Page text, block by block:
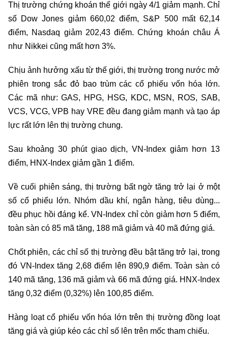
Thị trường chứng khoán thế giới ngày 4/1 giảm mạnh. Chỉ
số Dow Jones giảm 660,02 điểm, S&P 500 mất 62,14
điểm, Nasdaq giảm 202,43 điểm. Chứng khoán châu Á
như Nikkei cũng mất hơn 3%.
Chịu ảnh hưởng xấu từ thế giới, thị trường trong nước mở
phiên trong sắc đỏ bao trùm các cổ phiếu vốn hóa lớn.
Các mã như: GAS, HPG, HSG, KDC, MSN, ROS, SAB,
VCS, VCG, VPB hay VRE đều đang giảm mạnh và tạo áp
lực rất lớn lên thị trường chung.
Sau khoảng 30 phút giao dịch, VN-Index giảm hơn 13
điểm, HNX-Index giảm gần 1 điểm.
Về cuối phiên sáng, thị trường bất ngờ tăng trở lại ở một
số cổ phiếu lớn. Nhóm dầu khí, ngân hàng, tiêu dùng...
đều phục hồi đáng kể. VN-Index chỉ còn giảm hơn 5 điểm,
toàn sàn có 85 mã tăng, 188 mã giảm và 40 mã đứng giá.
Chốt phiên, các chỉ số thị trường đều bật tăng trở lại, trong
đó VN-Index tăng 2,68 điểm lên 890,9 điểm. Toàn sàn có
140 mã tăng, 136 mã giảm và 66 mã đứng giá. HNX-Index
tăng 0,32 điểm (0,32%) lên 100,85 điểm.
Hàng loạt cổ phiếu vốn hóa lớn trên thị trường đồng loạt
tăng giá và giúp kéo các chỉ số lên trên mốc tham chiếu.